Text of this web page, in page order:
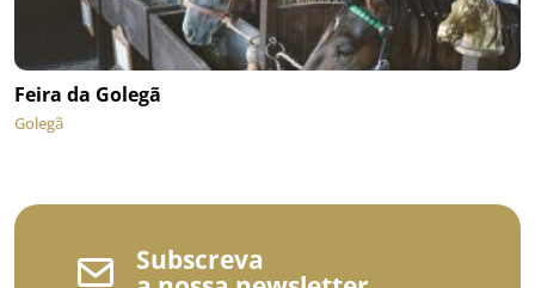
Feira da Golegã
Golegã
Subscreva